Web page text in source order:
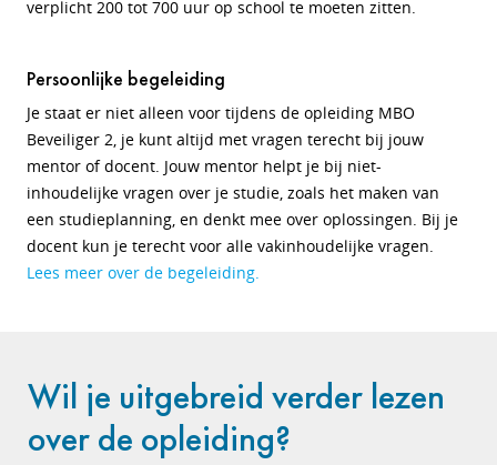
verplicht 200 tot 700 uur op school te moeten zitten.
Persoonlijke begeleiding
Je staat er niet alleen voor tijdens de opleiding MBO
Beveiliger 2, je kunt altijd met vragen terecht bij jouw
mentor of docent. Jouw mentor helpt je bij niet-
inhoudelijke vragen over je studie, zoals het maken van
een studieplanning, en denkt mee over oplossingen. Bij je
docent kun je terecht voor alle vakinhoudelijke vragen.
Lees meer over de begeleiding.
Wil je uitgebreid verder lezen
over de opleiding?